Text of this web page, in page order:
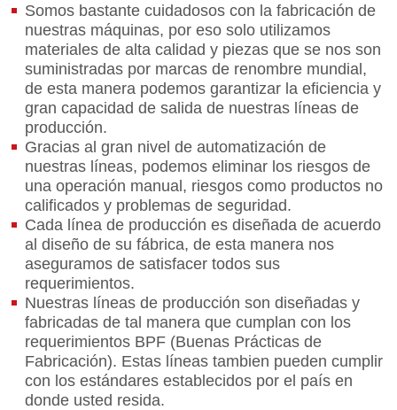
Somos bastante cuidadosos con la fabricación de
nuestras máquinas, por eso solo utilizamos
materiales de alta calidad y piezas que se nos son
suministradas por marcas de renombre mundial,
de esta manera podemos garantizar la eficiencia y
gran capacidad de salida de nuestras líneas de
producción.
Gracias al gran nivel de automatización de
nuestras líneas, podemos eliminar los riesgos de
una operación manual, riesgos como productos no
calificados y problemas de seguridad.
Cada línea de producción es diseñada de acuerdo
al diseño de su fábrica, de esta manera nos
aseguramos de satisfacer todos sus
requerimientos.
Nuestras líneas de producción son diseñadas y
fabricadas de tal manera que cumplan con los
requerimientos BPF (Buenas Prácticas de
Fabricación). Estas líneas tambien pueden cumplir
con los estándares establecidos por el país en
donde usted resida.